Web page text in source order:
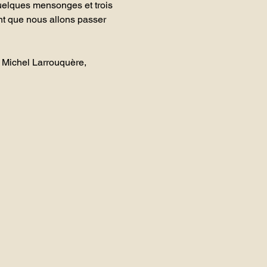
mensonges et trois
que nous allons passer
Larrouquère,